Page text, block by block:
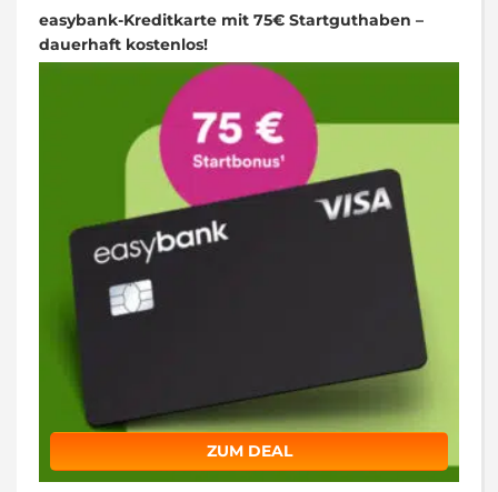
easybank-Kreditkarte mit 75€ Startguthaben –
dauerhaft kostenlos!
ZUM DEAL